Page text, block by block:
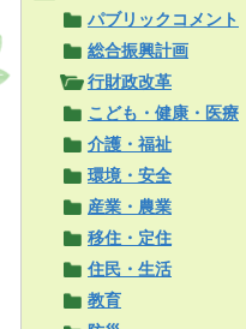
パブリックコメント
総合振興計画
行財政改革
こども・健康・医療
介護・福祉
環境・安全
産業・農業
移住・定住
住民・生活
教育